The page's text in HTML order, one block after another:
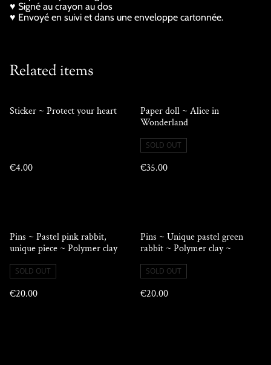
♥ Signé au crayon au dos
♥ Envoyé en suivi et dans une enveloppe cartonnée.
Related items
Sticker ~ Protect your heart
€4.00
Paper doll ~ Alice in
Wonderland
SOLD OUT
€35.00
Pins ~ Pastel pink rabbit,
unique piece ~ Polymer clay
SOLD OUT
€20.00
Pins ~ Unique pastel green
rabbit ~ Polymer clay ~
SOLD OUT
€20.00